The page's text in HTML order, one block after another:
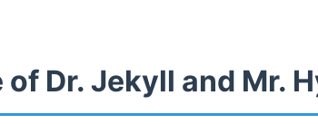
Dr. Jekyll and Mr.